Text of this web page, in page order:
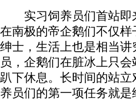
实习饲养员们首站即
在南极的帝企鹅们不仅
绅士，生活上也是相当
员，企鹅们在脏冰上只
趴下休息。长时间的站
养员们的第一项任务就